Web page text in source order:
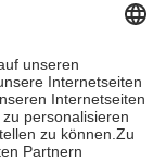
Höhe von zehn
die tatsächlichen
Apotheken.
beträgt die
Euro je